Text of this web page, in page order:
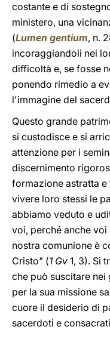
costante e di
ministero, una
(Lumen gentium, n.
incoraggiandoli nei
difficoltà e, se fosse
ponendo rimedio a
l'immagine del
Questo grande
si custodisce e si
attenzione per i
discernimento
formazione astratta
vivere loro stessi le
abbiamo veduto e
voi, perché anche voi
nostra comunione è
Cristo" (1 Gv 1, 3). Si
che può suscitare
per la sua missione
cuore il desiderio di
sacerdoti e